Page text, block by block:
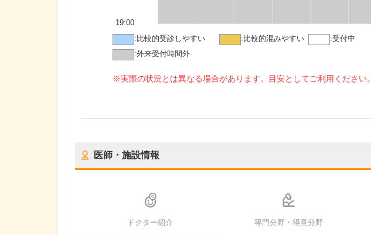
19:00
: 比較的受診しやすい : 比較的混みやすい :受付中
:外来受付時間外
※実際の状況とは異なる場合があります。目安としてご利用ください。
医師・施設情報
ドクター紹介 専門分野・得意分野